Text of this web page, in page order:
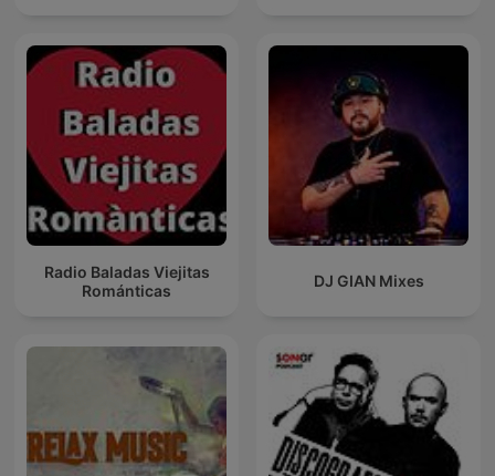
Radio Baladas Viejitas
Románticas
DJ GIAN Mixes